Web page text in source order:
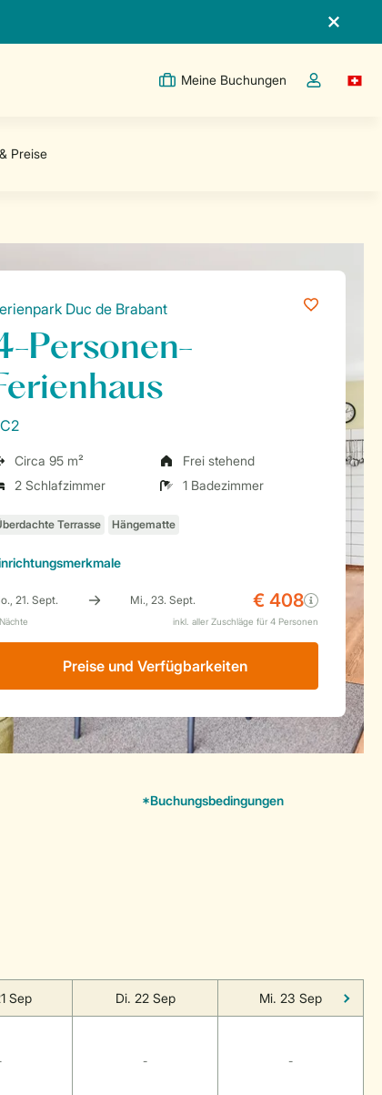
Meine Buchungen
Dropdown-
Duc de Brabant
Personen-
Circa 95 m²
Frei stehend
2 Schlafzimmer
1 Badezimmer
Preise und Verfügbarkeiten
Sep Di. 22 Sep Mi. 23 Sep
- -